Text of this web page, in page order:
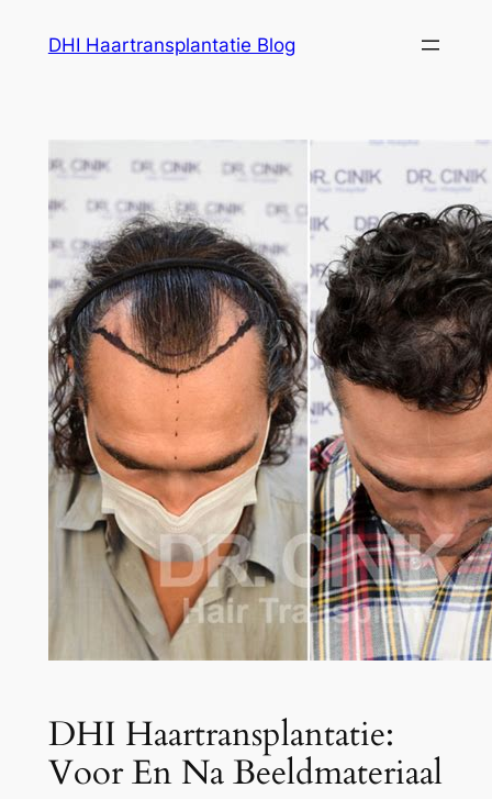
DHI Haartransplantatie Blog
DHI Haartransplantatie:
Voor En Na Beeldmateriaal